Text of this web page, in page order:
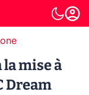
mise à
Dream